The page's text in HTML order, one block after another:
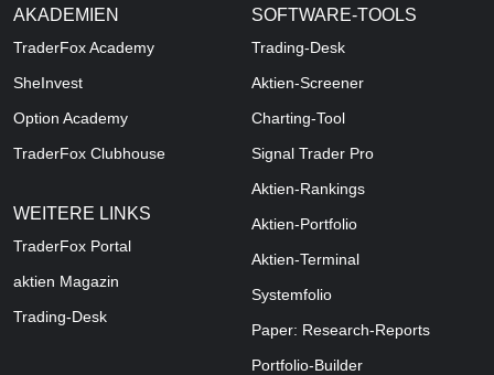
AKADEMIEN
TraderFox Academy
SheInvest
Option Academy
TraderFox Clubhouse
WEITERE LINKS
TraderFox Portal
aktien Magazin
Trading-Desk
SOFTWARE-TOOLS
Trading-Desk
Aktien-Screener
Charting-Tool
Signal Trader Pro
Aktien-Rankings
Aktien-Portfolio
Aktien-Terminal
Systemfolio
Paper: Research-Reports
Portfolio-Builder